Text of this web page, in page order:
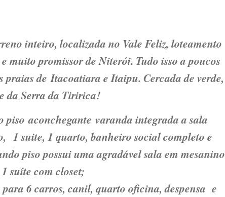
inteiro, localizada no Vale Feliz, loteamento
muito promissor de Niterói. Tudo isso a poucos
praias de Itacoatiara e Itaipu. Cercada de verde,
da Serra da Tiririca!
piso aconchegante varanda integrada a sala
1 suite, 1 quarto, banheiro social completo e
piso possui uma agradável sala em mesanino
suíte com closet;
para 6 carros, canil, quarto oficina, despensa e